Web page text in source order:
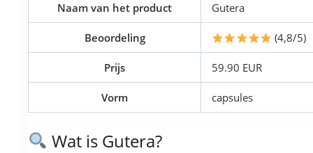
Naam van het product Gutera
Beoordeling (4,8/5)
Prijs 59.90 EUR
Vorm capsules
Wat is Gutera?